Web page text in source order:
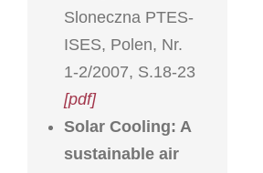
Sloneczna PTES-
ISES, Polen, Nr.
1-2/2007, S.18-23
[pdf]
Solar Cooling: A
sustainable air